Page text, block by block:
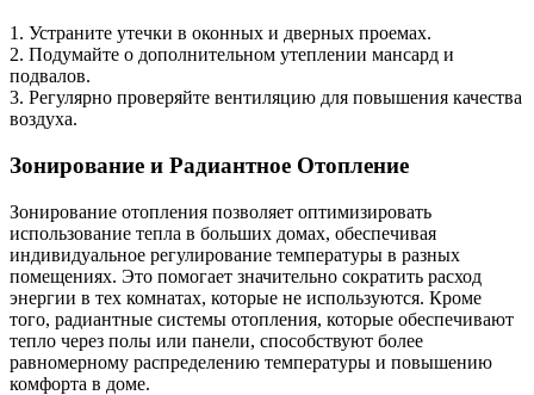
1. Устраните утечки в оконных и дверных проемах.
2. Подумайте о дополнительном утеплении мансард и
подвалов.
3. Регулярно проверяйте вентиляцию для повышения качества
воздуха.
Зонирование и Радиантное Отопление
Зонирование отопления позволяет оптимизировать
использование тепла в больших домах, обеспечивая
индивидуальное регулирование температуры в разных
помещениях. Это помогает значительно сократить расход
энергии в тех комнатах, которые не используются. Кроме
того, радиантные системы отопления, которые обеспечивают
тепло через полы или панели, способствуют более
равномерному распределению температуры и повышению
комфорта в доме.